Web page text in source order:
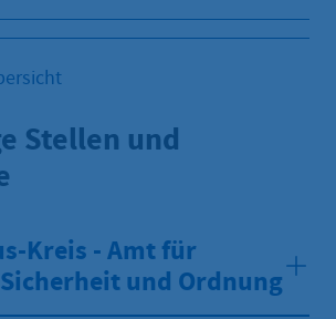
Stellen und
Kreis - Amt für
und Ordnung